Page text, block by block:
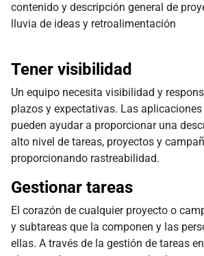
contenido y descripción general de
lluvia de ideas y retroalimentación
Tener visibilidad
Un equipo necesita visibilidad y
plazos y expectativas. Las
pueden ayudar a proporcionar una
alto nivel de tareas, proyectos y
proporcionando rastreabilidad.
Gestionar tareas
El corazón de cualquier proyecto o
y subtareas que la componen y las
ellas. A través de la gestión de tareas